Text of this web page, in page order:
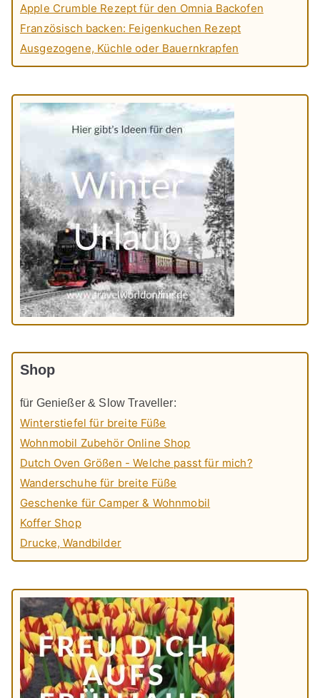
Apple Crumble Rezept für den Omnia Backofen
Französisch backen: Feigenkuchen Rezept
Ausgezogene, Küchle oder Bauernkrapfen
Shop
für Genießer & Slow Traveller:
Winterstiefel für breite Füße
Wohnmobil Zubehör Online Shop
Dutch Oven Größen - Welche passt für mich?
Wanderschuhe für breite Füße
Geschenke für Camper & Wohnmobil
Koffer Shop
Drucke, Wandbilder